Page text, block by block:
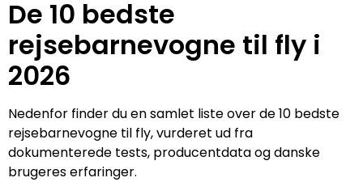
De 10 bedste
rejsebarnevogne til fly i
2026
Nedenfor finder du en samlet liste over de 10 bedste
rejsebarnevogne til fly, vurderet ud fra
dokumenterede tests, producentdata og danske
brugeres erfaringer.